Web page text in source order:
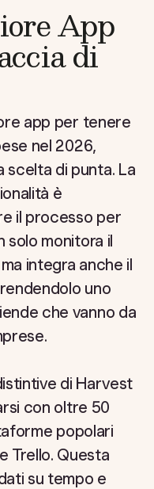
App
di
app per tenere
nel 2026,
scelta di punta. La
è
il processo per
solo monitora il
integra anche il
uno
che vanno da
di Harvest
con oltre 50
popolari
Trello. Questa
su tempo e